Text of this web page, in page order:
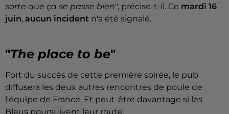
sorte que ça se passe bien", précise-t-il. Ce mardi 16
juin, aucun incident n'a été signalé.
"The place to be"
Fort du succès de cette première soirée, le pub
diffusera les deux autres rencontres de poule de
l'équipe de France. Et peut-être davantage si les
Bleus poursuivent leur route.